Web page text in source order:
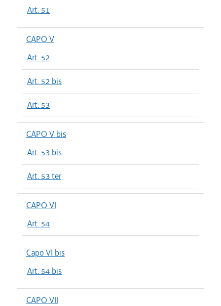
Art. 51
CAPO V
Art. 52
Art. 52 bis
Art. 53
CAPO V bis
Art. 53 bis
Art. 53 ter
CAPO VI
Art. 54
Capo VI bis
Art. 54 bis
CAPO VII